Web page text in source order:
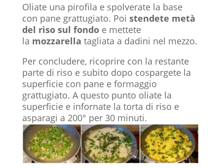
Oliate una pirofila e spolverate la base
con pane grattugiato. Poi stendete metà
del riso sul fondoe mettete
la mozzarella tagliata a dadini nel mezzo.
Per concludere, ricoprire con la restante
parte di riso e subito dopo cospargete la
superficie con pane e formaggio
grattugiato. A questo punto oliate la
superficie e infornate la torta di riso e
asparagi a 200° per 30 minuti.